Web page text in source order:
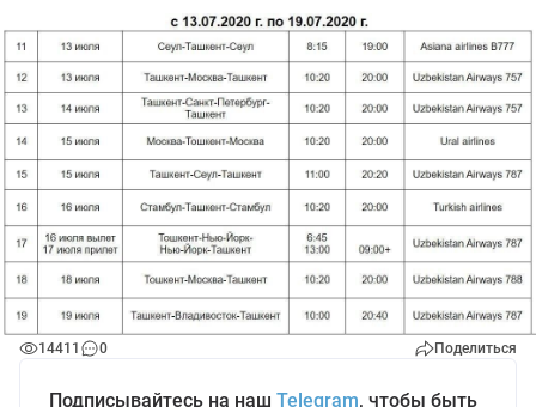
14411 0 Поделиться
Подписывайтесь на наш Telegram, чтобы быть